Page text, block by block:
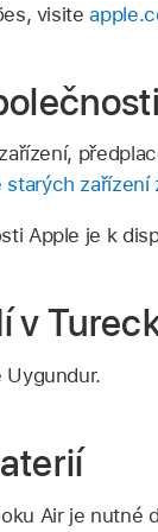
visite
zařízení
Apple je k
v
Uygundur.
Air je nutné